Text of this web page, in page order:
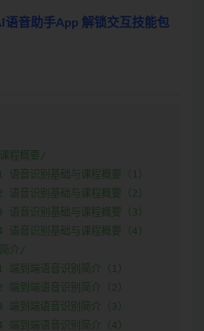
语音助手App 解锁交互技能包
程概要/
识别基础与课程概要（1）
识别基础与课程概要（2）
识别基础与课程概要（3）
识别基础与课程概要（4）
介/
端语音识别简介（1）
端语音识别简介（2）
端语音识别简介（3）
端语音识别简介（4）